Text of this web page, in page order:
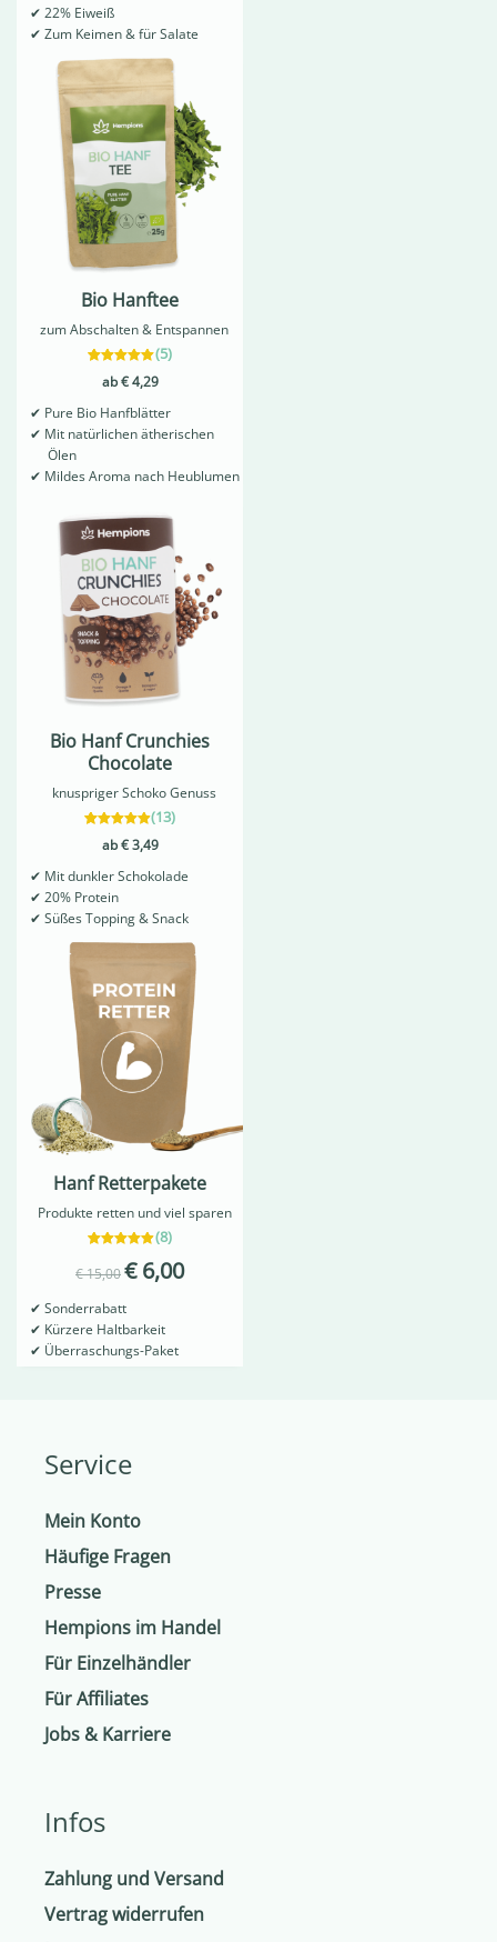
Kundenbewertungen
✔ 22% Eiweiß
✔ Zum Keimen & für Salate
Bio Hanftee
zum Abschalten & Entspannen
Bewertet mit
5.00
basierend
auf
Kundenbewertungen
(5)
ab€4,29
✔ Pure Bio Hanfblätter
✔ Mit natürlichen ätherischen
Ölen
✔ Mildes Aroma nach Heublumen
Bio Hanf Crunchies
Chocolate
knuspriger Schoko Genuss
Bewertet mit
4.92
basierend
Kundenbewertungen
(13)
ab€3,49
✔ Mit dunkler Schokolade
✔ 20% Protein
✔ Süßes Topping & Snack
Hanf Retterpakete
Produkte retten und viel sparen
4.88
von 5,
auf
(8)
€15,00€6,00
✔ Sonderrabatt
✔ Kürzere Haltbarkeit
✔ Überraschungs-Paket
Service
Mein Konto
Häufige Fragen
Presse
Hempions im Handel
Für Einzelhändler
Für Affiliates
Jobs & Karriere
Infos
Zahlung und Versand
Vertrag widerrufen